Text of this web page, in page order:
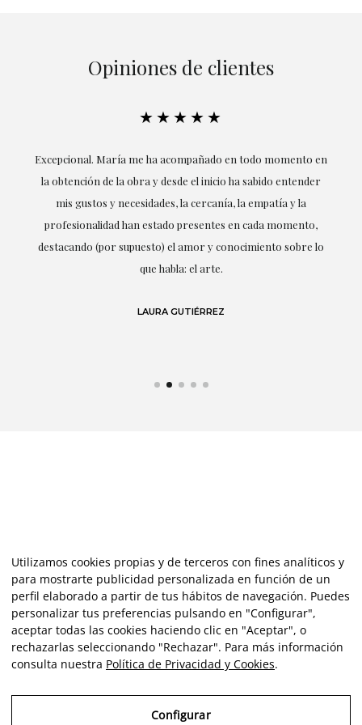
Opiniones de clientes
★★★★★
Excepcional. María me ha acompañado en todo momento en
la obtención de la obra y desde el inicio ha sabido entender
mis gustos y necesidades, la cercanía, la empatía y la
profesionalidad han estado presentes en cada momento,
destacando (por supuesto) el amor y conocimiento sobre lo
que habla: el arte.
LAURA GUTIÉRREZ
Utilizamos cookies propias y de terceros con fines analíticos y
para mostrarte publicidad personalizada en función de un
perfil elaborado a partir de tus hábitos de navegación. Puedes
personalizar tus preferencias pulsando en "Configurar",
aceptar todas las cookies haciendo clic en "Aceptar", o
rechazarlas seleccionando "Rechazar". Para más información
consulta nuestra Política de Privacidad y Cookies.
Configurar